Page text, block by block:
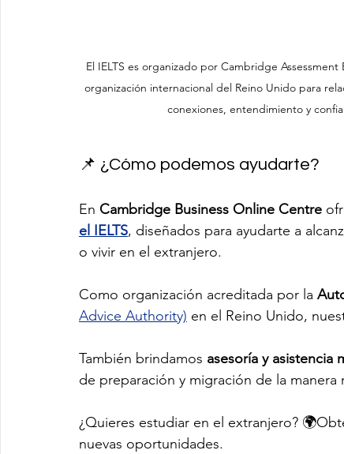
El IELTS es organizado por Cambridge
organización internacional del Reino Unido para
conexiones, entendimiento y
📌 ¿Cómo podemos ayudarte?
En Cambridge Business Online Centre
el IELTS, diseñados para ayudarte a
o vivir en el extranjero.
Como organización acreditada por la
Advice Authority) en el Reino Unido,
También brindamos asesoría y asistencia
de preparación y migración de la manera
¿Quieres estudiar en el extranjero?
nuevas oportunidades.